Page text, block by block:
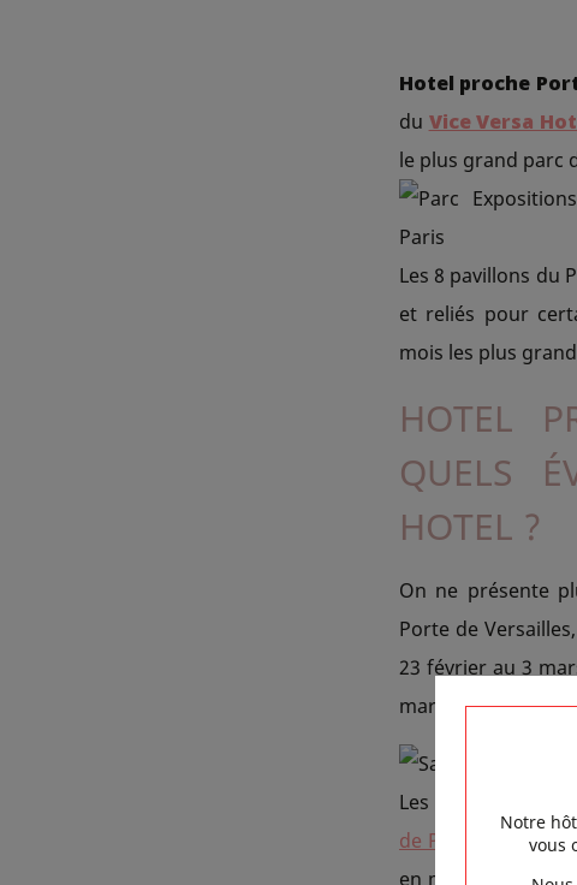
Hotel proche
du Vice Versa
le plus grand parc
Les 8 pavillons du
et reliés pour
mois les plus
HOTEL
QUELS
HOTEL ?
On ne présente
Porte de
23 février au 3
mars, mais aussi
Les lieux
de Paris
au
en mars et avril.
Notre
vous